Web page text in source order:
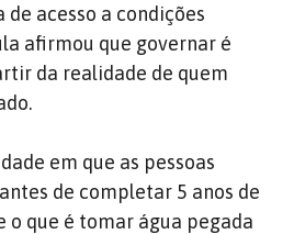
acesso a condições
afirmou que governar é
da realidade de quem
em que as pessoas
de completar 5 anos de
o que é tomar água pegada